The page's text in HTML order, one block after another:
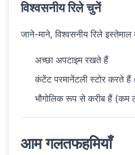
विश्वसनीय रिले चुनें
जाने-माने, विश्वसनीय रिले
अच्छा अपटाइम रखते हैं
कंटेंट परमानेंटली स्टोर करते हैं
भौगोलिक रूप से करीब हैं (कम
आम गलतफहमियाँ